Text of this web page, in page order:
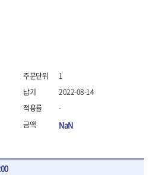
1
2022-08-14
-
NaN